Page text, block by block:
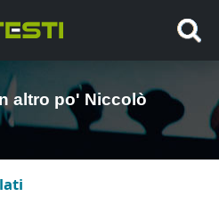
altro po' Niccolò